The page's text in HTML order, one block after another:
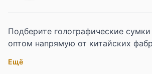
Подберите голографические
оптом напрямую от китайских
розничных сетей streetwear-
Ещё